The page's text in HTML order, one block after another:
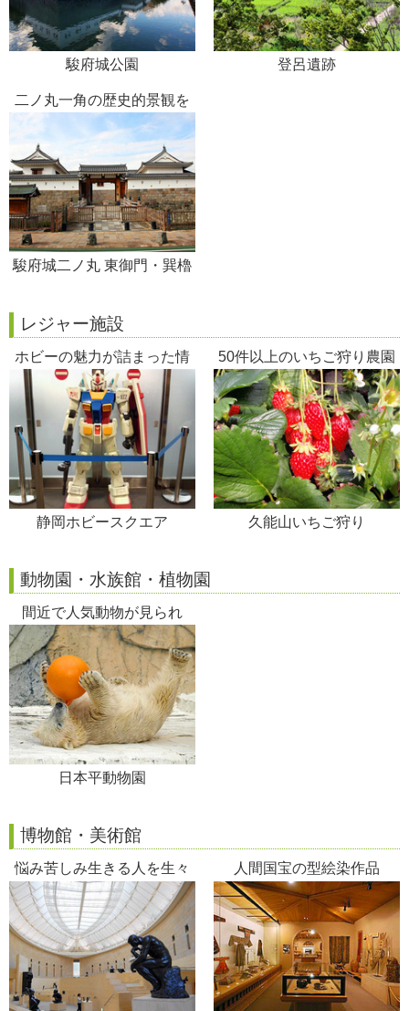
駿府城公園 登呂遺跡
二ノ丸一角の歴史的景観を
再現
駿府城二ノ丸 東御門・巽櫓
レジャー施設
ホビーの魅力が詰まった情
報発信基地
静岡ホビースクエア
50件以上のいちご狩り農園
が並ぶ
久能山いちご狩り
動物園・水族館・植物園
間近で人気動物が見られ
る！
日本平動物園
博物館・美術館
悩み苦しみ生きる人を生々
しく描く《地獄の門》
人間国宝の型絵染作品